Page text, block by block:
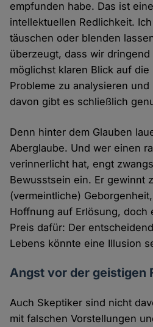
empfunden habe. Das ist
intellektuellen Redlichkeit.
täuschen oder blenden
überzeugt, dass wir
möglichst klaren Blick auf die
Probleme zu analysieren
davon gibt es schließlich
Denn hinter dem Glauben
Aberglaube. Und wer einen
verinnerlicht hat, engt
Bewusstsein ein. Er gewinnt
(vermeintliche)
Hoffnung auf Erlösung, doch
Preis dafür: Der
Lebens könnte eine Illusion
Angst vor der geistigen
Auch Skeptiker sind nicht
mit falschen Vorstellungen